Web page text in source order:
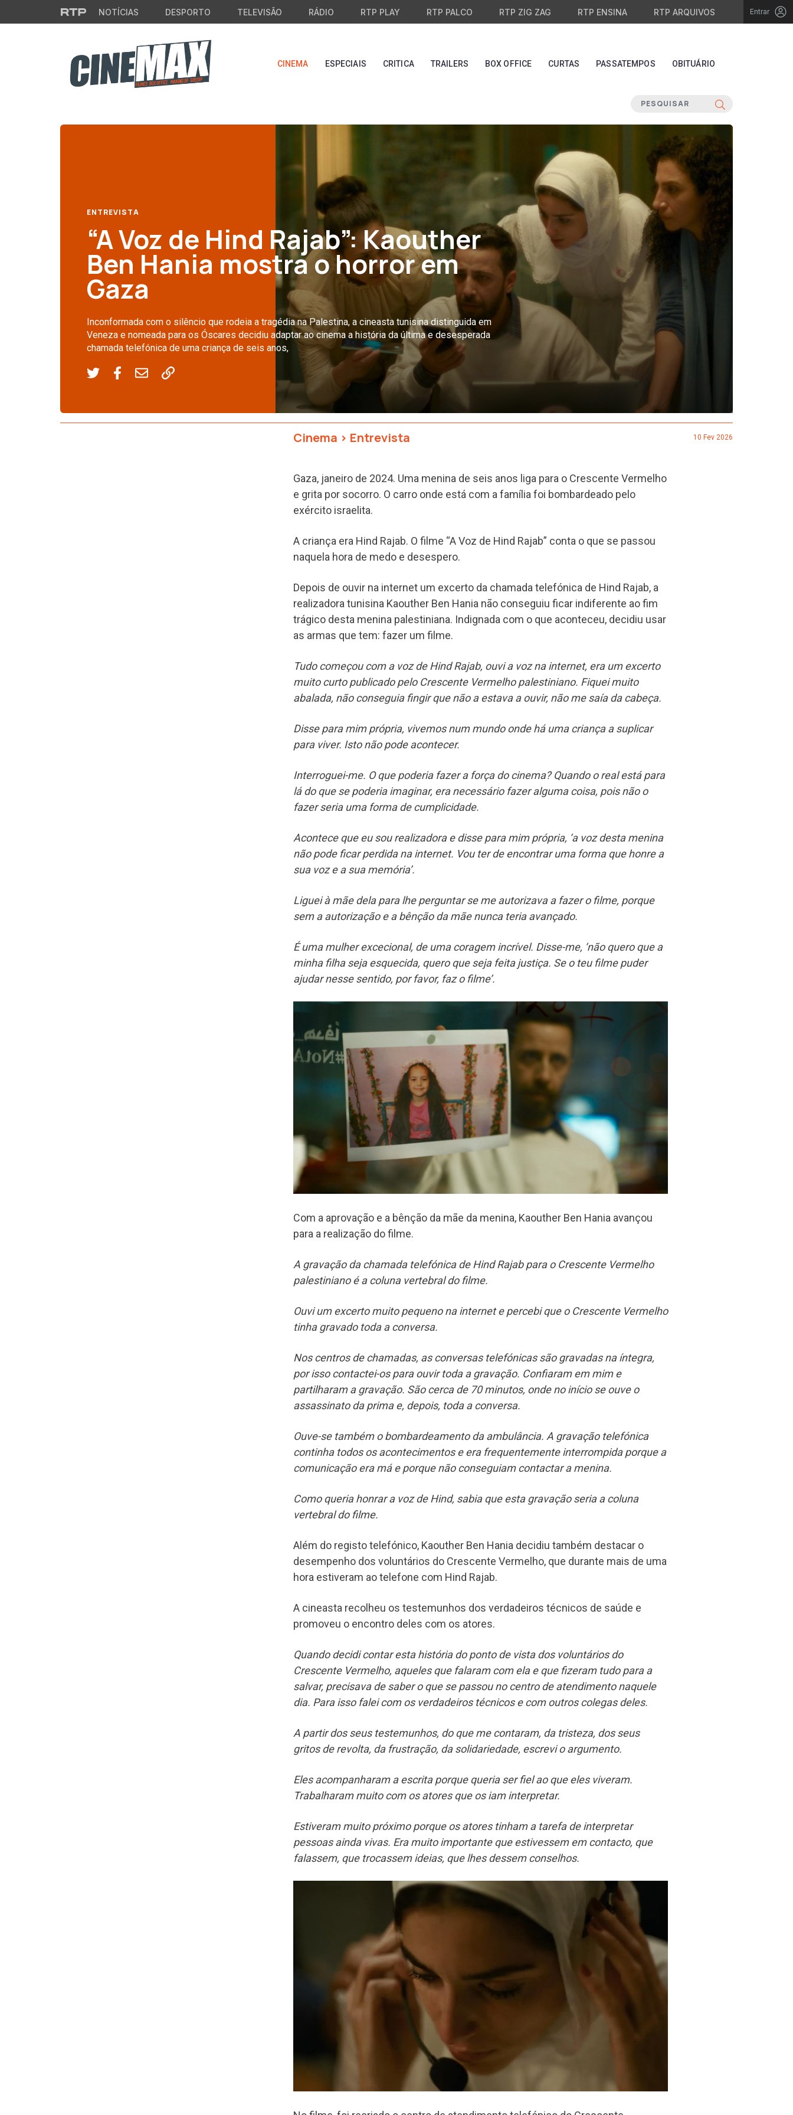
Saltar para o conteúdo principal
NOTÍCIAS DESPORTO TELEVISÃO RÁDIO RTP PLAY RTP PALCO RTP ZIG ZAG RTP ENSINA RTP ARQUIVOS Entrar
CINEMA ESPECIAIS CRITICA TRAILERS BOX OFFICE CURTAS PASSATEMPOS OBITUÁRIO
ENTREVISTA
“A Voz de Hind Rajab”: Kaouther
Ben Hania mostra o horror em
Gaza
Inconformada com o silêncio que rodeia a tragédia na Palestina, a cineasta tunisina distinguida em
Veneza e nomeada para os Óscares decidiu adaptar ao cinema a história da última e desesperada
chamada telefónica de uma criança de seis anos,
Cinema > Entrevista 10 Fev 2026
Gaza, janeiro de 2024. Uma menina de seis anos liga para o Crescente Vermelho
e grita por socorro. O carro onde está com a família foi bombardeado pelo
exército israelita.
A criança era Hind Rajab. O filme “A Voz de Hind Rajab” conta o que se passou
naquela hora de medo e desespero.
Depois de ouvir na internet um excerto da chamada telefónica de Hind Rajab, a
realizadora tunisina Kaouther Ben Hania não conseguiu ficar indiferente ao fim
trágico desta menina palestiniana. Indignada com o que aconteceu, decidiu usar
as armas que tem: fazer um filme.
Tudo começou com a voz de Hind Rajab, ouvi a voz na internet, era um excerto
muito curto publicado pelo Crescente Vermelho palestiniano. Fiquei muito
abalada, não conseguia fingir que não a estava a ouvir, não me saía da cabeça.
Disse para mim própria, vivemos num mundo onde há uma criança a suplicar
para viver. Isto não pode acontecer.
Interroguei-me. O que poderia fazer a força do cinema? Quando o real está para
lá do que se poderia imaginar, era necessário fazer alguma coisa, pois não o
fazer seria uma forma de cumplicidade.
Acontece que eu sou realizadora e disse para mim própria, ‘a voz desta menina
não pode ficar perdida na internet. Vou ter de encontrar uma forma que honre a
sua voz e a sua memória’.
Liguei à mãe dela para lhe perguntar se me autorizava a fazer o filme, porque
sem a autorização e a bênção da mãe nunca teria avançado.
É uma mulher excecional, de uma coragem incrível. Disse-me, ‘não quero que a
minha filha seja esquecida, quero que seja feita justiça. Se o teu filme puder
ajudar nesse sentido, por favor, faz o filme’.
Com a aprovação e a bênção da mãe da menina, Kaouther Ben Hania avançou
para a realização do filme.
A gravação da chamada telefónica de Hind Rajab para o Crescente Vermelho
palestiniano é a coluna vertebral do filme.
Ouvi um excerto muito pequeno na internet e percebi que o Crescente Vermelho
tinha gravado toda a conversa.
Nos centros de chamadas, as conversas telefónicas são gravadas na íntegra,
por isso contactei-os para ouvir toda a gravação. Confiaram em mim e
partilharam a gravação. São cerca de 70 minutos, onde no início se ouve o
assassinato da prima e, depois, toda a conversa.
Ouve-se também o bombardeamento da ambulância. A gravação telefónica
continha todos os acontecimentos e era frequentemente interrompida porque a
comunicação era má e porque não conseguiam contactar a menina.
Como queria honrar a voz de Hind, sabia que esta gravação seria a coluna
vertebral do filme.
Além do registo telefónico, Kaouther Ben Hania decidiu também destacar o
desempenho dos voluntários do Crescente Vermelho, que durante mais de uma
hora estiveram ao telefone com Hind Rajab.
A cineasta recolheu os testemunhos dos verdadeiros técnicos de saúde e
promoveu o encontro deles com os atores.
Quando decidi contar esta história do ponto de vista dos voluntários do
Crescente Vermelho, aqueles que falaram com ela e que fizeram tudo para a
salvar, precisava de saber o que se passou no centro de atendimento naquele
dia. Para isso falei com os verdadeiros técnicos e com outros colegas deles.
A partir dos seus testemunhos, do que me contaram, da tristeza, dos seus
gritos de revolta, da frustração, da solidariedade, escrevi o argumento.
Eles acompanharam a escrita porque queria ser fiel ao que eles viveram.
Trabalharam muito com os atores que os iam interpretar.
Estiveram muito próximo porque os atores tinham a tarefa de interpretar
pessoas ainda vivas. Era muito importante que estivessem em contacto, que
falassem, que trocassem ideias, que lhes dessem conselhos.